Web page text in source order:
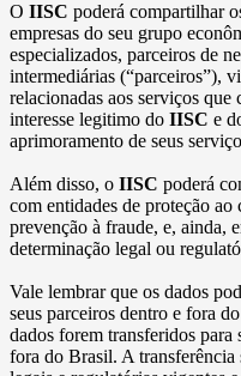
O IISC poderá compartilhar
empresas do seu grupo
especializados, parceiros de
intermediárias (“parceiros”),
relacionadas aos serviços
interesse legitimo do IISC e
aprimoramento de seus
Além disso, o IISC poderá
com entidades de proteção ao
prevenção à fraude, e, ainda,
determinação legal ou
Vale lembrar que os dados
seus parceiros dentro e fora
dados forem transferidos
fora do Brasil. A transferência